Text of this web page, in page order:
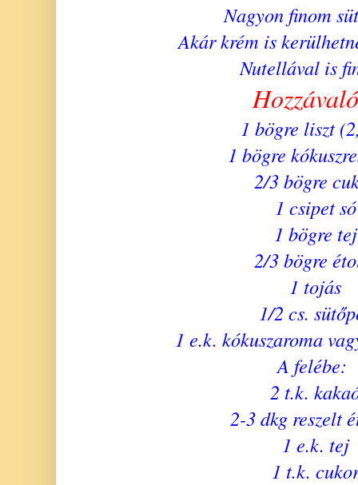
Nagyon finom
Akár krém is
Nutellával is
1 bögre liszt
1 bögre
2/3 bögre
1 csipet só
1 bögre tej
2/3 bögre
1 tojás
1/2 cs.
1 e.k. kókuszaroma
A felébe:
2 t.k.
2-3 dkg reszelt
1 e.k. tej
1 t.k.